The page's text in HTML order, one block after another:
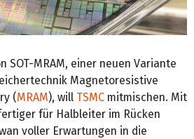
SOT-MRAM, einer neuen Variante
Magnetoresistive
(MRAM), will TSMC mitmischen. Mit
für Halbleiter im Rücken
voller Erwartungen in die